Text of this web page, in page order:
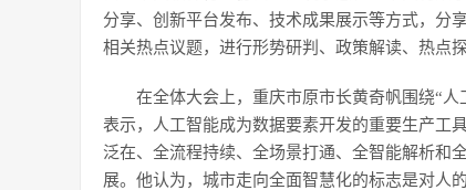
分享、创新平台发布、技术成果展示等方式，分
相关热点议题，进行形势研判、政策解读、热点
在全体大会上，重庆市原市长黄奇帆围绕“
表示，人工智能成为数据要素开发的重要生产工
泛在、全流程持续、全场景打通、全智能解析和
展。他认为，城市走向全面智慧化的标志是对人